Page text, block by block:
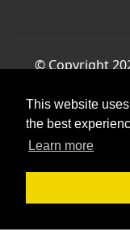
This website
the best
Learn more
©Copyright
Terms